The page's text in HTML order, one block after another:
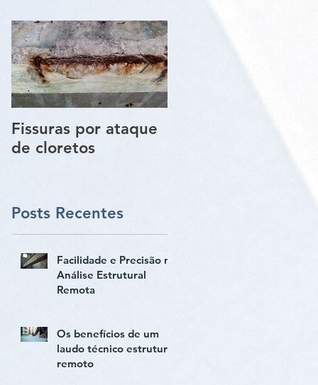
Fissuras por ataque
de cloretos
Trincas e Fissuras
nas estruturas de
Posts Recentes
Facilidade e Precisão na
Análise Estrutural
Remota
Os benefícios de um
laudo técnico estrutural
remoto